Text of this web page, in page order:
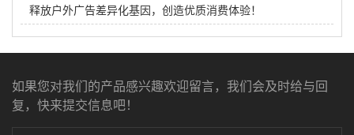
释放户外广告差异化基因，创造优质消费体验！
如果您对我们的产品感兴趣欢迎留言，我们会及时给与回
复，快来提交信息吧！